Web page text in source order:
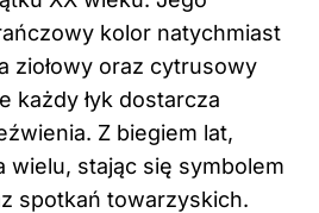
kolor natychmiast
ziołowy oraz cytrusowy
każdy łyk dostarcza
Z biegiem lat,
wielu, stając się symbolem
spotkań towarzyskich.